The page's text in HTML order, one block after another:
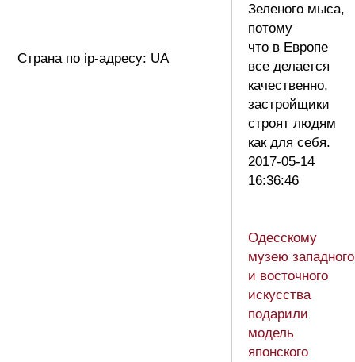
Страна по ip-адресу: UA
Зеленого мыса,
потому
что в Европе
все делается
качественно,
застройщики
строят людям
как для себя.
2017-05-14
16:36:46
Одесскому
музею западного
и восточного
искусства
подарили
модель
японского